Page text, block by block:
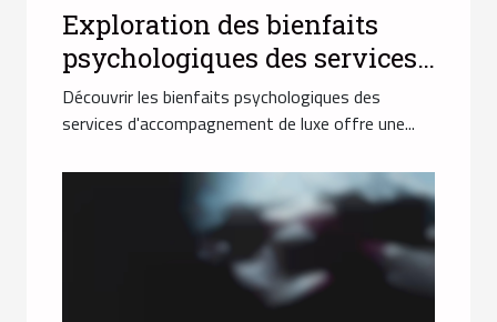
Exploration des bienfaits
psychologiques des services
d'accompagnement de luxe
Découvrir les bienfaits psychologiques des
services d'accompagnement de luxe offre une...